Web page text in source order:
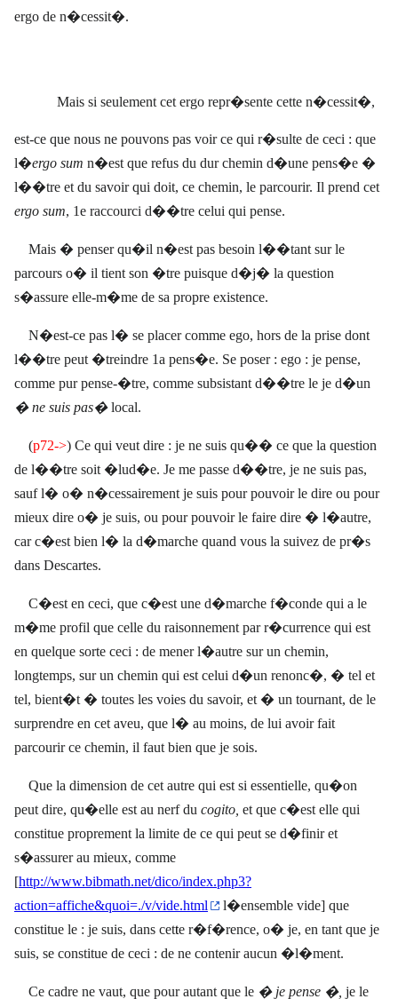
ergo de n�cessit�.
Mais si seulement cet ergo repr�sente cette n�cessit�,
est-ce que nous ne pouvons pas voir ce qui r�sulte de ceci : que
l�ergo sum n�est que refus du dur chemin d�une pens�e �
l��tre et du savoir qui doit, ce chemin, le parcourir. Il prend cet
ergo sum, 1e raccourci d��tre celui qui pense.
Mais � penser qu�il n�est pas besoin l��tant sur le
parcours o� il tient son �tre puisque d�j� la question
s�assure elle-m�me de sa propre existence.
N�est-ce pas l� se placer comme ego, hors de la prise dont
l��tre peut �treindre 1a pens�e. Se poser : ego : je pense,
comme pur pense-�tre, comme subsistant d��tre le je d�un
� ne suis pas�local.
(p72->) Ce qui veut dire : je ne suis qu�� ce que la question
de l��tre soit �lud�e. Je me passe d��tre, je ne suis pas,
sauf l� o� n�cessairement je suis pour pouvoir le dire ou pour
mieux dire o� je suis, ou pour pouvoir le faire dire � l�autre,
car c�est bien l� la d�marche quand vous la suivez de pr�s
dans Descartes.
C�est en ceci, que c�est une d�marche f�conde qui a le
m�me profil que celle du raisonnement par r�currence qui est
en quelque sorte ceci : de mener l�autre sur un chemin,
longtemps, sur un chemin qui est celui d�un renonc�, � tel et
tel, bient�t � toutes les voies du savoir, et � un tournant, de le
surprendre en cet aveu, que l� au moins, de lui avoir fait
parcourir ce chemin, il faut bien que je sois.
Que la dimension de cet autre qui est si essentielle, qu�on
peut dire, qu�elle est au nerf du cogito, et que c�est elle qui
constitue proprement la limite de ce qui peut se d�finir et
s�assurer au mieux, comme
[http://www.bibmath.net/dico/index.php3?
action=affiche&quoi=./v/vide.html
l�ensemble vide] que
constitue le : je suis, dans cette r�f�rence, o� je, en tant que je
suis, se constitue de ceci : de ne contenir aucun �l�ment.
Ce cadre ne vaut, que pour autant que le � je pense �, je le